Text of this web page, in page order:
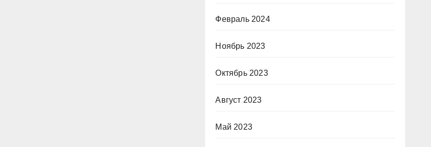
Февраль 2024
Ноябрь 2023
Октябрь 2023
Август 2023
Май 2023